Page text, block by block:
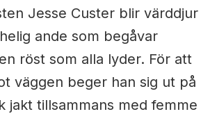
Jesse Custer blir värddjur
ande som begåvar
röst som alla lyder. För att
väggen beger han sig ut på
jakt tillsammans med femme